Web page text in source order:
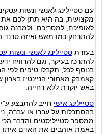
עם סטיילינג לאנשי ונשות
מקצועית, בה היא תתן לכם את
לאופיכם, למסריכם, ולמבנה
להתרחק כמו מאש ואיזה טרנד
בעזרת סטיילינג לאנשי ונשות
להתרכז בעיקר, וגם להרוויח
בנוסף לכל, תקבלו טיפים לפי
קאמבק מאחורי הניינטיז
באש יוקדת ללא דחייה.
סטיילינג אישי חייב להתבצע
בהסתכלות על עברו או עברה,
ממספר סטייליסטים והדבר
באמת אוהבים את האדם איתו